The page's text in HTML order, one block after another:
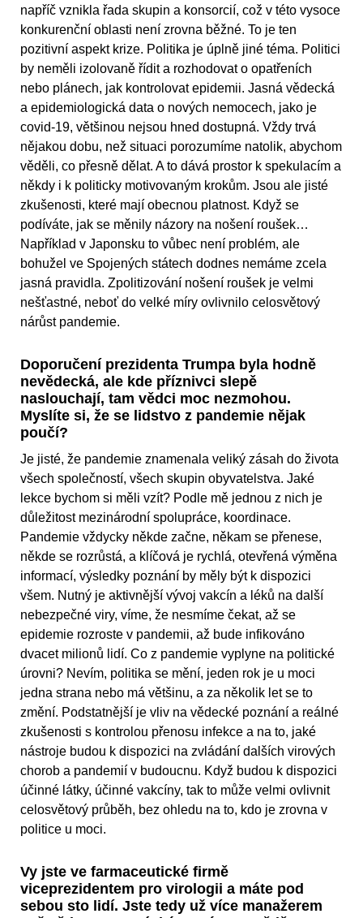
napříč vznikla řada skupin a konsorcií, což v této vysoce
konkurenční oblasti není zrovna běžné. To je ten
pozitivní aspekt krize. Politika je úplně jiné téma. Politici
by neměli izolovaně řídit a rozhodovat o opatřeních
nebo plánech, jak kontrolovat epidemii. Jasná vědecká
a epidemiologická data o nových nemocech, jako je
covid-19, většinou nejsou hned dostupná. Vždy trvá
nějakou dobu, než situaci porozumíme natolik, abychom
věděli, co přesně dělat. A to dává prostor k spekulacím a
někdy i k politicky motivovaným krokům. Jsou ale jisté
zkušenosti, které mají obecnou platnost. Když se
podíváte, jak se měnily názory na nošení roušek…
Například v Japonsku to vůbec není problém, ale
bohužel ve Spojených státech dodnes nemáme zcela
jasná pravidla. Zpolitizování nošení roušek je velmi
nešťastné, neboť do velké míry ovlivnilo celosvětový
nárůst pandemie.
Doporučení prezidenta Trumpa byla hodně
nevědecká, ale kde příznivci slepě
naslouchají, tam vědci moc nezmohou.
Myslíte si, že se lidstvo z pandemie nějak
poučí?
Je jisté, že pandemie znamenala veliký zásah do života
všech společností, všech skupin obyvatelstva. Jaké
lekce bychom si měli vzít? Podle mě jednou z nich je
důležitost mezinárodní spolupráce, koordinace.
Pandemie vždycky někde začne, někam se přenese,
někde se rozrůstá, a klíčová je rychlá, otevřená výměna
informací, výsledky poznání by měly být k dispozici
všem. Nutný je aktivnější vývoj vakcín a léků na další
nebezpečné viry, víme, že nesmíme čekat, až se
epidemie rozroste v pandemii, až bude infikováno
dvacet milionů lidí. Co z pandemie vyplyne na politické
úrovni? Nevím, politika se mění, jeden rok je u moci
jedna strana nebo má většinu, a za několik let se to
změní. Podstatnější je vliv na vědecké poznání a reálné
zkušenosti s kontrolou přenosu infekce a na to, jaké
nástroje budou k dispozici na zvládání dalších virových
chorob a pandemií v budoucnu. Když budou k dispozici
účinné látky, účinné vakcíny, tak to může velmi ovlivnit
celosvětový průběh, bez ohledu na to, kdo je zrovna v
politice u moci.
Vy jste ve farmaceutické firmě
viceprezidentem pro virologii a máte pod
sebou sto lidí. Jste tedy už více manažerem